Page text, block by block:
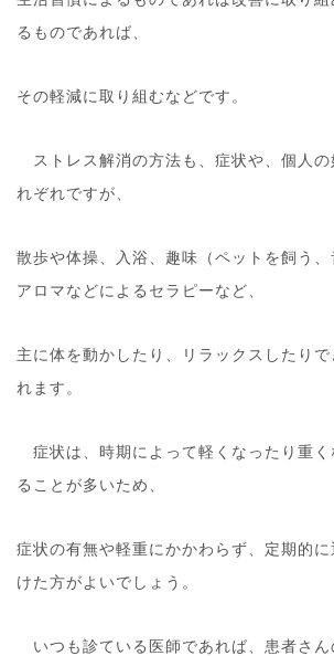
るものであれば、
その軽減に取り組むなどです。
ストレス解消の方法も、症状や、個人の
れぞれですが、
散歩や体操、入浴、趣味（ペットを飼う、
アロマなどによるセラピーなど、
主に体を動かしたり、リラックスしたり
れます。
症状は、時期によって軽くなったり重く
ることが多いため、
症状の有無や軽重にかかわらず、定期的
けた方がよいでしょう。
いつも診ている医師であれば、患者さん